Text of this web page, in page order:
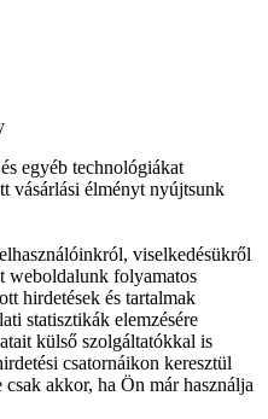
egyéb technológiákat
vásárlási élményt nyújtsunk
viselkedésükről
weboldalunk folyamatos
hirdetések és tartalmak
statisztikák elemzésére
külső szolgáltatókkal is
csatornáikon keresztül
akkor, ha Ön már használja